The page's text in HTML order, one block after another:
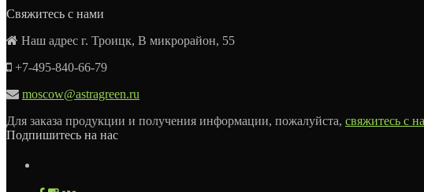
Свяжитесь с нами
Наш адрес г. Троицк, В микрорайон, 55
+7-495-840-66-79
moscow@astragreen.ru
Для заказа продукции и получения информации, пожалуйста, свяжитесь с
Подпишитесь на нас